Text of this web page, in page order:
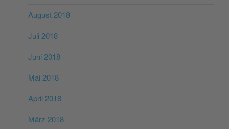
August 2018
Juli 2018
Juni 2018
Mai 2018
April 2018
März 2018